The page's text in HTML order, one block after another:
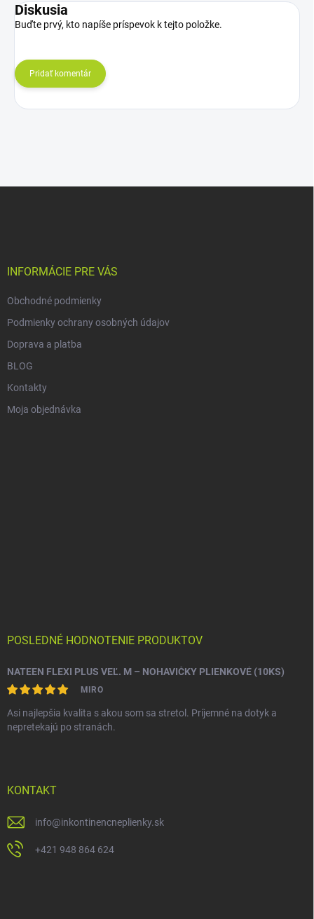
Diskusia
Buďte prvý, kto napíše príspevok k tejto položke.
Pridať komentár
INFORMÁCIE PRE VÁS
Obchodné podmienky
Podmienky ochrany osobných údajov
Doprava a platba
BLOG
Kontakty
Moja objednávka
POSLEDNÉ HODNOTENIE PRODUKTOV
NATEEN FLEXI PLUS VEĽ. M – NOHAVIČKY PLIENKOVÉ (10KS)
MIRO
Asi najlepšia kvalita s akou som sa stretol. Príjemné na dotyk a
nepretekajú po stranách.
KONTAKT
info@inkontinencneplienky.sk
+421 948 864 624